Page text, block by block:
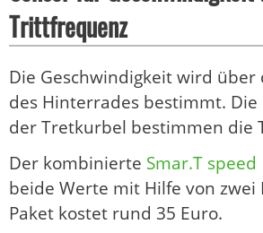
Trittfrequenz
Die Geschwindigkeit wird über
des Hinterrades bestimmt.
der Tretkurbel bestimmen die
Der kombinierte Smar.T speed
beide Werte mit Hilfe von zwei
Paket kostet rund 35 Euro.